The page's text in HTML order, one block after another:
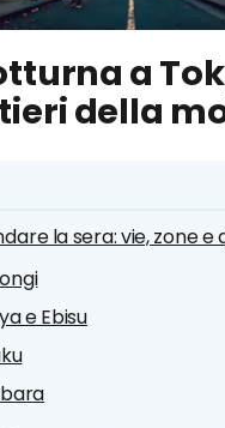
a
della
la sera: vie, zone e
e Ebisu